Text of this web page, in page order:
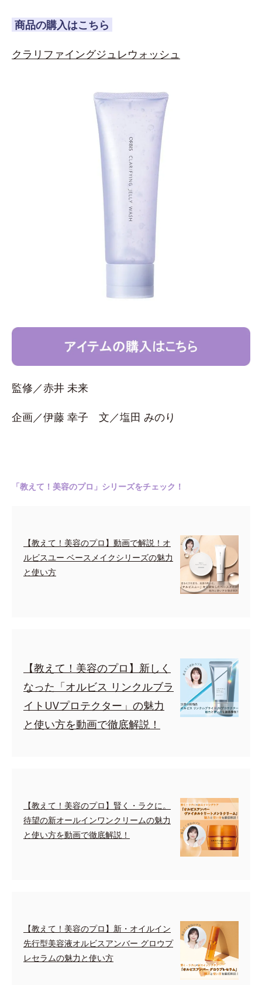
商品の購入はこちら
クラリファイングジュレウォッシュ
監修／赤井 未来
企画／伊藤 幸子 文／塩田 みのり
「教えて！美容のプロ」シリーズをチェック！
【教えて！美容のプロ】動画で解説！オ
ルビスユー ベースメイクシリーズの魅力
と使い方
【教えて！美容のプロ】新しく
なった「オルビス リンクルブラ
イトUVプロテクター」の魅力
と使い方を動画で徹底解説！
【教えて！美容のプロ】賢く・ラクに。
待望の新オールインワンクリームの魅力
と使い方を動画で徹底解説！
【教えて！美容のプロ】新・オイルイン
先行型美容液オルビスアンバー グロウプ
レセラムの魅力と使い方